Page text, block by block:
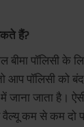
हैं?
पॉलिसी के
आप पॉलिसी को
जाना जाता है।
वैल्यू कम से कम दो